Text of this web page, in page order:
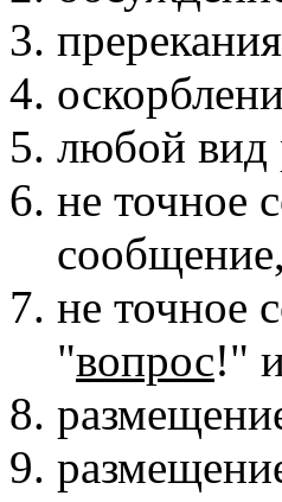
любой вид
не точное
не точное
"вопрос!"